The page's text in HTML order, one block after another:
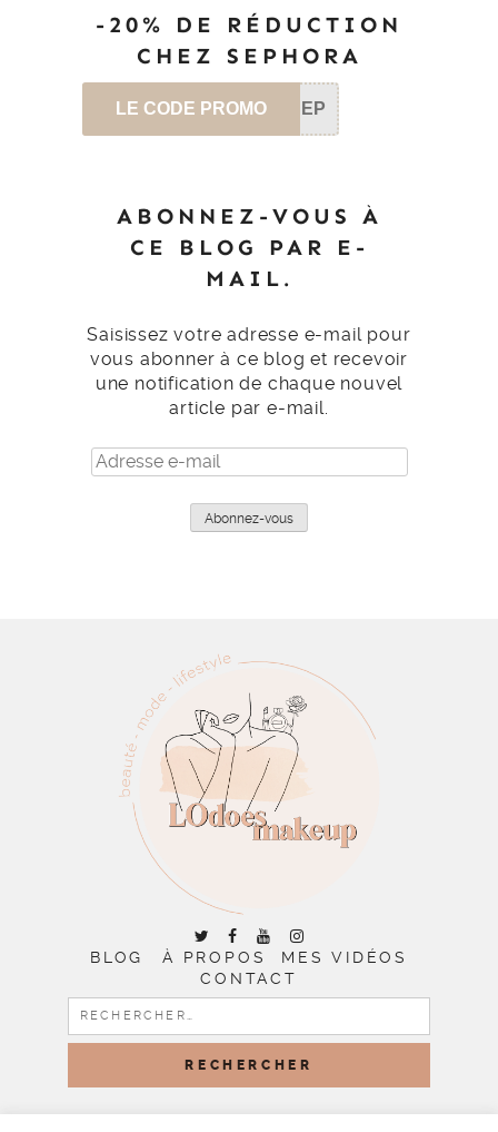
-20% DE RÉDUCTION
CHEZ SEPHORA
LE CODE PROMO SEP
ABONNEZ-VOUS À
CE BLOG PAR E-
MAIL.
Saisissez votre adresse e-mail pour
vous abonner à ce blog et recevoir
une notification de chaque nouvel
article par e-mail.
Adresse
e-
Abonnez-vous
BLOG À PROPOS
MES VIDÉOS
CONTACT
RECHERCHER :